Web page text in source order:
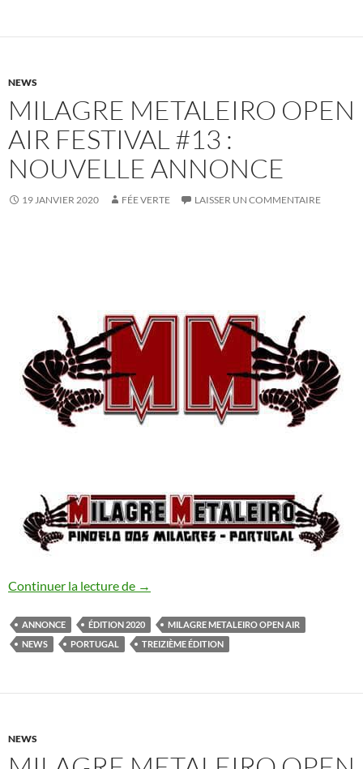
NEWS
MILAGRE METALEIRO OPEN
AIR FESTIVAL #13 :
NOUVELLE ANNONCE
19 JANVIER 2020 FÉE VERTE LAISSER UN COMMENTAIRE
Continuer la lecture de Milagre Metaleiro Open Air Festival
→
ANNONCE ÉDITION 2020
MILAGRE METALEIRO OPEN AIR
NEWS
PORTUGAL TREIZIÈME ÉDITION
NEWS